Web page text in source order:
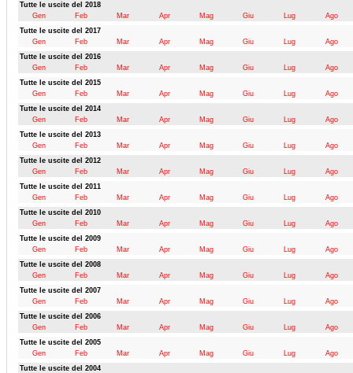
Tutte le uscite del 2018
Gen
Feb Mar Apr Mag Giu Lug
Ago
Tutte le uscite del 2017
Gen
Feb Mar Apr Mag Giu Lug
Ago
Tutte le uscite del 2016
Gen
Feb Mar Apr Mag Giu Lug
Ago
Tutte le uscite del 2015
Gen
Feb Mar Apr Mag Giu Lug
Ago
Tutte le uscite del 2014
Gen
Feb Mar Apr Mag Giu Lug
Ago
Tutte le uscite del 2013
Gen
Feb Mar Apr Mag Giu Lug
Ago
Tutte le uscite del 2012
Gen
Feb Mar Apr Mag Giu Lug
Ago
Tutte le uscite del 2011
Gen
Feb Mar Apr Mag Giu Lug
Ago
Tutte le uscite del 2010
Gen
Feb Mar Apr Mag Giu Lug
Ago
Tutte le uscite del 2009
Gen
Feb Mar Apr Mag Giu Lug
Ago
Tutte le uscite del 2008
Gen
Feb Mar Apr Mag Giu Lug
Ago
Tutte le uscite del 2007
Gen
Feb Mar Apr Mag Giu Lug
Ago
Tutte le uscite del 2006
Gen
Feb Mar Apr Mag Giu Lug
Ago
Tutte le uscite del 2005
Gen
Feb Mar Apr Mag Giu Lug
Ago
Tutte le uscite del 2004